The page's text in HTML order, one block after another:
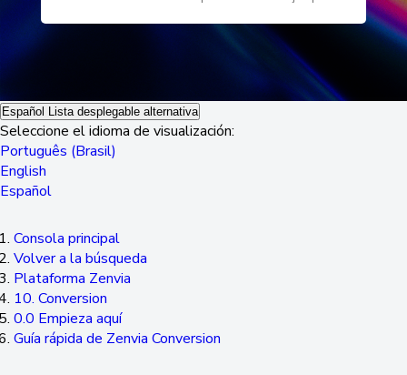
Español Lista desplegable alternativa
Seleccione el idioma de visualización:
Português (Brasil)
English
Español
Consola principal
Volver a la búsqueda
Plataforma Zenvia
10. Conversion
0.0 Empieza aquí
Guía rápida de Zenvia Conversion